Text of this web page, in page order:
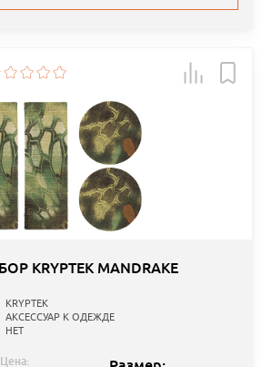
KRYPTEK MANDRAKE
KRYPTEK
АКСЕССУАР К ОДЕЖДЕ
НЕТ
Цена: